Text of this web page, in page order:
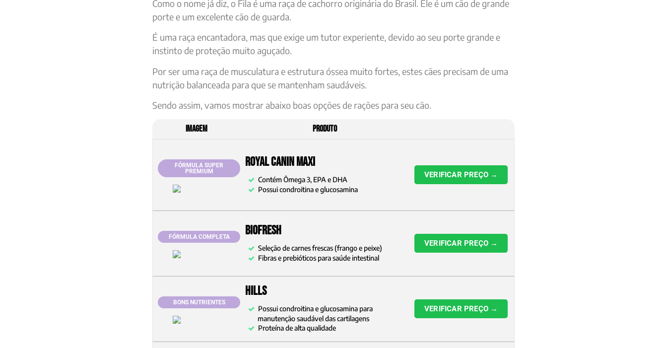
Como o nome já diz, o Fila é uma raça de cachorro originária do Brasil. Ele é um cão de grande
porte e um excelente cão de guarda.
É uma raça encantadora, mas que exige um tutor experiente, devido ao seu porte grande e
instinto de proteção muito aguçado.
Por ser uma raça de musculatura e estrutura óssea muito fortes, estes cães precisam de uma
nutrição balanceada para que se mantenham saudáveis.
Sendo assim, vamos mostrar abaixo boas opções de rações para seu cão.
IMAGEM PRODUTO
FÓRMULA SUPER
PREMIUM
Royal Canin Maxi
Contém Ômega 3, EPA e DHA
Possui condroitina e glucosamina
VERIFICAR PREÇO →
FÓRMULA COMPLETA Biofresh
Seleção de carnes frescas (frango e peixe)
Fibras e prebióticos para saúde intestinal
VERIFICAR PREÇO →
BONS NUTRIENTES
Hills
Possui condroitina e glucosamina para
manutenção saudável das cartilagens
Proteína de alta qualidade
VERIFICAR PREÇO →